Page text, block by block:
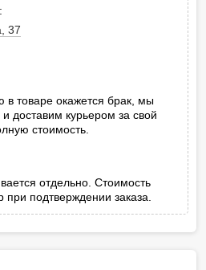
37
в товаре окажется брак, мы
доставим курьером за свой
стоимость.
отдельно. Стоимость
при подтверждении заказа.